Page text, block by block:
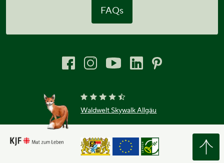
FAQs
Waldwelt Skywalk Allgäu